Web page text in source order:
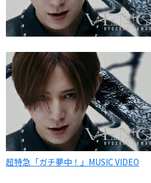
超特急「ガチ夢中！」MUSIC VIDEO